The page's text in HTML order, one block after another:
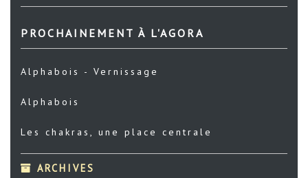
PROCHAINEMENT À L'AGORA
Alphabois - Vernissage
Alphabois
Les chakras, une place centrale
ARCHIVES